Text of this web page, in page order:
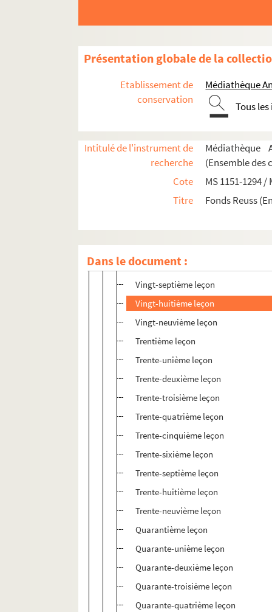
Présentation globale de la
Etablissement de
conservation
Médiathèque
Tous
Intitulé de l'instrument de
recherche
Médiathèque
(Ensemble des
Cote
MS 1151-1294 /
Titre
Fonds Reuss
Dans le document :
Quinzième leçon
Dix-septième leçon
Dix-neuvième leçon
Vingtième leçon
Vingt-unième leçon
Vingt-quatrième leçon
Vingt-cinquième leçon
Vingt-sixième leçon
Vingt-septième leçon
Vingt-huitième leçon
Vingt-neuvième leçon
Trentième leçon
Trente-unième leçon
Trente-deuxième leçon
Trente-troisième leçon
Trente-quatrième leçon
Trente-cinquième leçon
Trente-sixième leçon
Trente-septième leçon
Trente-huitième leçon
Trente-neuvième leçon
Quarantième leçon
Quarante-unième leçon
Quarante-deuxième leçon
Quarante-troisième leçon
Quarante-quatrième leçon